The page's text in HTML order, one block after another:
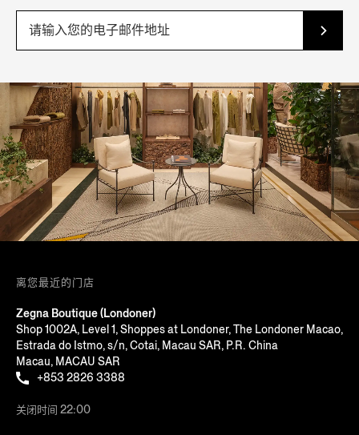
离您最近的门店
Zegna Boutique (Londoner)
Shop 1002A, Level 1, Shoppes at Londoner, The Londoner Macao,
Estrada do Istmo, s/n, Cotai, Macau SAR, P.R. China
Macau, MACAU SAR
+853 2826 3388
关闭时间 22:00